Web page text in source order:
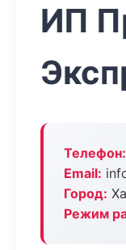
ИП
Телефон:
Email:
Город:
Режим